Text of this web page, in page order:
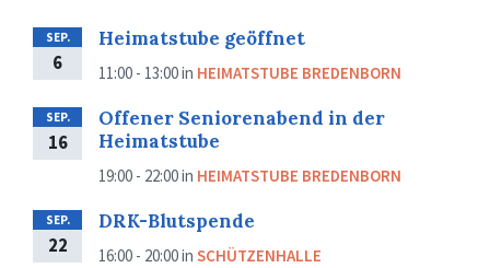
SEP.
6
Heimatstube geöffnet
11:00 - 13:00in HEIMATSTUBE BREDENBORN
SEP.
16
Offener Seniorenabend in der
Heimatstube
19:00 - 22:00in HEIMATSTUBE BREDENBORN
SEP.
22
DRK-Blutspende
16:00 - 20:00in SCHÜTZENHALLE